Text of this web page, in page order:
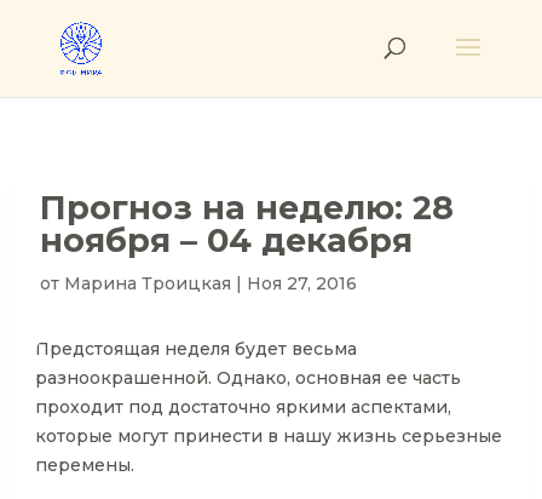
Прогноз на неделю: 28
ноября – 04 декабря
от Марина Троицкая | Ноя 27, 2016
Предстоящая неделя будет весьма
разноокрашенной. Однако, основная ее часть
проходит под достаточно яркими аспектами,
которые могут принести в нашу жизнь серьезные
перемены.